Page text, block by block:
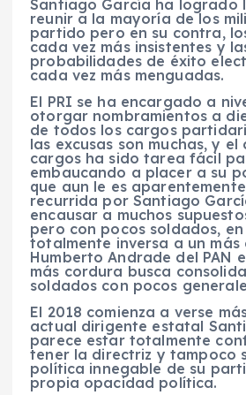
Santiago García ha logrado
reunir a la mayoría de los
partido pero en su contra,
cada vez más insistentes y
probabilidades de éxito
cada vez más menguadas.
El PRI se ha encargado a
otorgar nombramientos a
de todos los cargos
las excusas son muchas, y el
cargos ha sido tarea fácil
embaucando a placer a su
que aun le es
recurrida por Santiago
encausar a muchos
pero con pocos soldados,
totalmente inversa a un más
Humberto Andrade del PAN
más cordura busca
soldados con pocos
El 2018 comienza a verse
actual dirigente estatal
parece estar totalmente
tener la directriz y tampoco
política innegable de su
propia opacidad política.